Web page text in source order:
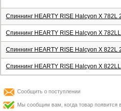
Спиннинг HEARTY RISE Halcyon X 782L
Спиннинг HEARTY RISE Halcyon X
Спиннинг HEARTY RISE Halcyon X 822L
Спиннинг HEARTY RISE Halcyon X
Сообщить о поступлении
Мы сообщим вам, когда товар появится